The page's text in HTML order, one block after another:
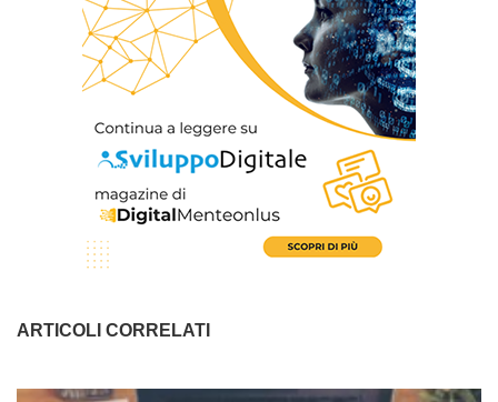
ARTICOLI CORRELATI